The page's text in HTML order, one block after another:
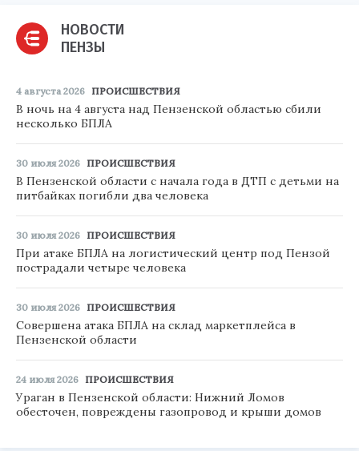
НОВОСТИ
ПЕНЗЫ
4 августа 2026 ПРОИСШЕСТВИЯ
В ночь на 4 августа над Пензенской областью сбили
несколько БПЛА
30 июля 2026 ПРОИСШЕСТВИЯ
В Пензенской области с начала года в ДТП с детьми на
питбайках погибли два человека
30 июля 2026 ПРОИСШЕСТВИЯ
При атаке БПЛА на логистический центр под Пензой
пострадали четыре человека
30 июля 2026 ПРОИСШЕСТВИЯ
Совершена атака БПЛА на склад маркетплейса в
Пензенской области
24 июля 2026 ПРОИСШЕСТВИЯ
Ураган в Пензенской области: Нижний Ломов
обесточен, повреждены газопровод и крыши домов